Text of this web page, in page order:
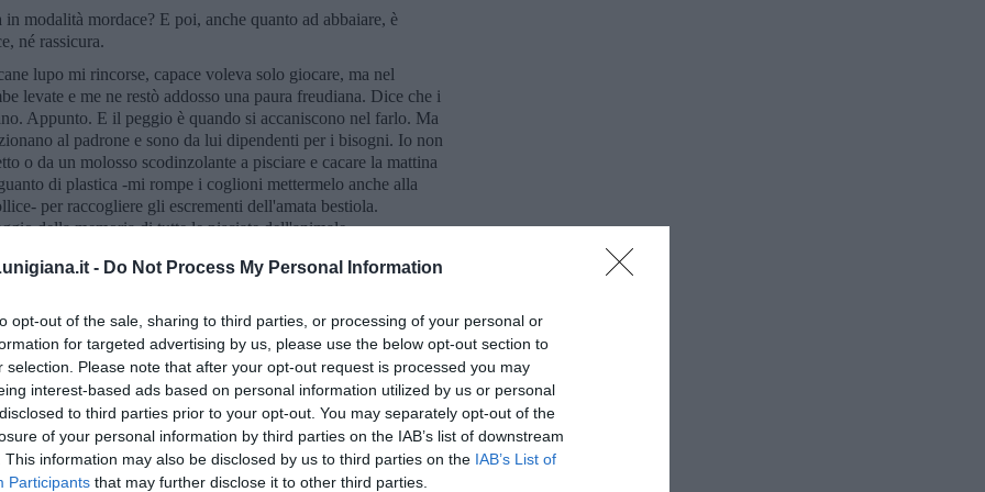
- Do Not Process My Personal Information
opt-out of the sale, sharing to third parties, or processing of your personal or
for targeted advertising by us, please use the below opt-out section to
selection. Please note that after your opt-out request is processed you may
interest-based ads based on personal information utilized by us or personal
to third parties prior to your opt-out. You may separately opt-out of the
of your personal information by third parties on the IAB’s list of downstream
This information may also be disclosed by us to third parties on the IAB’s List of
Participants that may further disclose it to other third parties.
modalità mordace? E poi, anche quanto ad abbaiare, è
né rassicura.
lupo mi rincorse, capace voleva solo giocare, ma nel
levate e me ne restò addosso una paura freudiana. Dice che i
Appunto. E il peggio è quando si accaniscono nel farlo. Ma
al padrone e sono da lui dipendenti per i bisogni. Io non
o da un molosso scodinzolante a pisciare e cacare la mattina
di plastica -mi rompe i coglioni mettermelo anche alla
per raccogliere gli escrementi dell'amata bestiola.
della memoria di tutte le pisciate dell'animale.
non privo di giramento di palle, si rende autosufficiente per i
dove sta o lo porti. Così nei vari traslochi, separazioni, ecc.
ma senza sentire, anche per il felino, il senso di colpa per il
felice o comunque stare bene anche senza di te. Del resto la
ma è una buona ricetta con effetto placebo.
cinico deriva forse da cane, in greco
"kyon"
. I filosofi
Diogene di Sinope, professavano una vita randagia e
fedeli solo al rigore morale. Una vita povera, come i cani.
Vogliamo parlare delle divergenze parallele della